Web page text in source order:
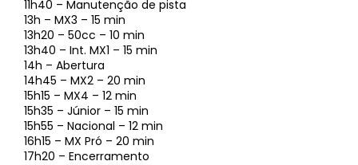
11h40 – Manutenção de pista
13h – MX3 – 15 min
13h20 – 50cc – 10 min
13h40 – Int. MX1 – 15 min
14h – Abertura
14h45 – MX2 – 20 min
15h15 – MX4 – 12 min
15h35 – Júnior – 15 min
15h55 – Nacional – 12 min
16h15 – MX Pró – 20 min
17h20 – Encerramento